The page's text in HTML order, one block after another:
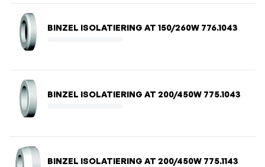
BINZEL ISOLATIERING AT 150/260W 776.1043
BINZEL ISOLATIERING AT 200/450W 775.1043
BINZEL ISOLATIERING AT 200/450W 775.1143